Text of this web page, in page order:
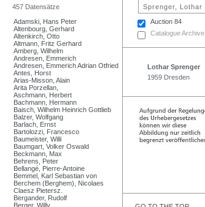
457 Datensätze
Adamski, Hans Peter
Altenbourg, Gerhard
Altenkirch, Otto
Altmann, Fritz Gerhard
Amberg, Wilhelm
Andresen, Emmerich
Andresen, Emmerich Adrian Otfried
Antes, Horst
Arias-Misson, Alain
Arita Porzellan,
Aschmann, Herbert
Bachmann, Hermann
Baisch, Wilhelm Heinrich Gottlieb
Balzer, Wolfgang
Barlach, Ernst
Bartolozzi, Francesco
Baumeister, Willi
Baumgart, Volker Oswald
Beckmann, Max
Behrens, Peter
Bellangé, Pierre-Antoine
Bemmel, Karl Sebastian von
Berchem (Berghem), Nicolaes
Claesz Pietersz.
Bergander, Rudolf
Berger, Willy
Auction 84
Catalogue Archive
Lothar Sprenger
1959 Dresden